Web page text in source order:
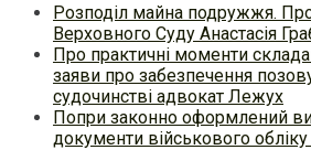
Розподіл майна подружжя.
Верховного Суду Анастасія
Про практичні моменти
заяви про забезпечення
судочинстві адвокат Лежух
Попри законно оформлений
документи військового